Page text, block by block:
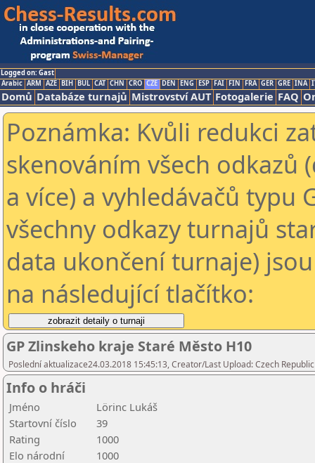
Logged on: Gast
Arabic ARM AZE BIH BUL CAT CHN CRO CZE DEN ENG ESP FAI FIN FRA GER GRE INA
Domů Databáze turnajů Mistrovství AUT Fotogalerie FAQ
Poznámka: Kvůli redukci
skenováním všech odkazů
a více) a vyhledávačů typu
všechny odkazy turnajů
data ukončení turnaje)
na následující tlačítko:
GP Zlinskeho kraje Staré Město H10
Poslední aktualizace24.03.2018 15:45:13, Creator/Last Upload: Czech
Info o hráči
Jméno
Lörinc Lukáš
Startovní číslo
39
Rating
1000
Elo národní
1000